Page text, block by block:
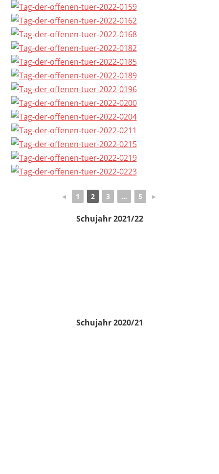
◄ 1 2 3 ... 5 ►
Schujahr 2021/22
Schujahr 2020/21